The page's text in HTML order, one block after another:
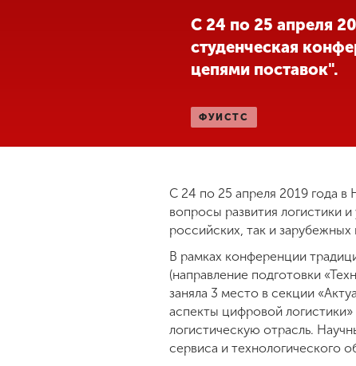
С 24 по 25 апреля
студенческая
цепями поставок".
ФУИСТС
С 24 по 25 апреля 2019 года
вопросы развития логистики
российских, так и зарубежных
В рамках конференции
(направление подготовки
заняла 3 место в секции
аспекты цифровой
логистическую отрасль.
сервиса и технологического